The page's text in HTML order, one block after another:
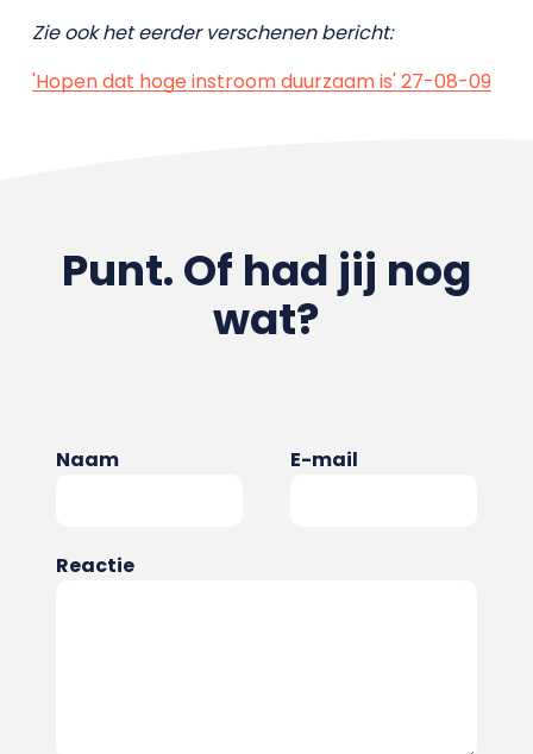
Zie ook het eerder verschenen bericht:
'Hopen dat hoge instroom duurzaam is' 27-08-09
Punt. Of had jij nog
wat?
Naam E-mail
Reactie